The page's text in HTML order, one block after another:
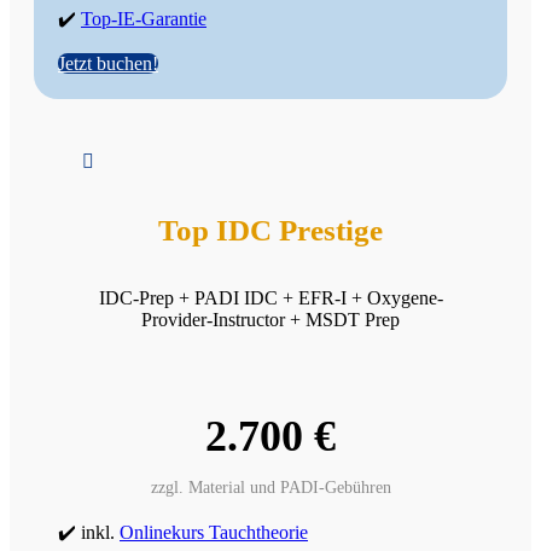
✔️ Top-IE-Garantie
Jetzt buchen!

Top IDC Prestige
IDC-Prep + PADI IDC + EFR-I + Oxygene-
Provider-Instructor + MSDT Prep
2.700 €
zzgl. Material und PADI-Gebühren
✔️ inkl. Onlinekurs Tauchtheorie